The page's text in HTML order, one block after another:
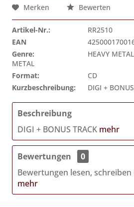
Merken Bewerten
Artikel-Nr.:
RR2510
EAN
Genre:
HEAVY
METAL
Format:
CD
Kurzbeschreibung:
DIGI +
Beschreibung
DIGI + BONUS TRACK mehr
Bewertungen
0
Bewertungen lesen,
mehr